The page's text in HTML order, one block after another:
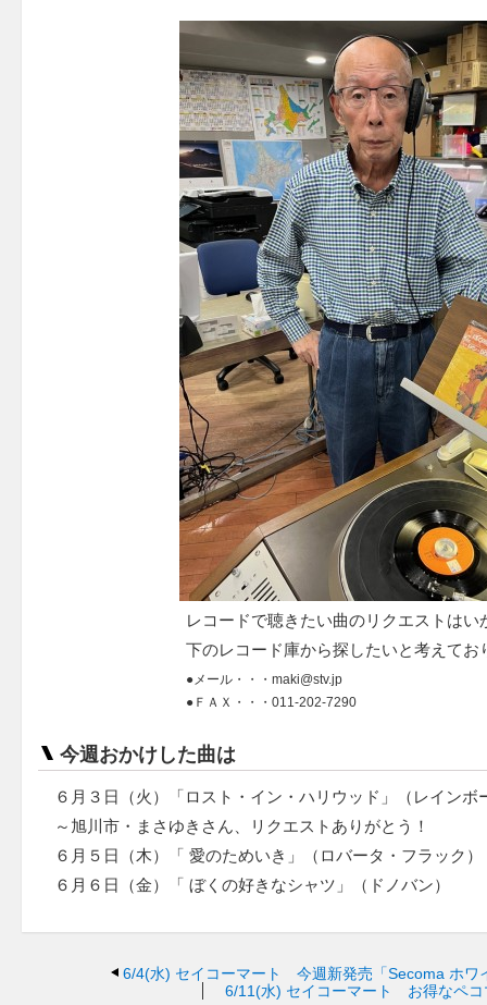
レコードで聴きたい曲のリクエストはい
下のレコード庫から探したいと考えてお
●メール・・・maki@stv.jp
●ＦＡＸ・・・011-202-7290
今週おかけした曲は
６月３日（火）「ロスト・イン・ハリウッド」（レインボ
～旭川市・まさゆきさん、リクエストありがとう！
６月５日（木）「 愛のためいき」（ロバータ・フラック）
６月６日（金）「 ぼくの好きなシャツ」（ドノバン）
6/4(水) セイコーマート 今週新発売「Secoma ホワ
6/11(水) セイコーマート お得なペコ